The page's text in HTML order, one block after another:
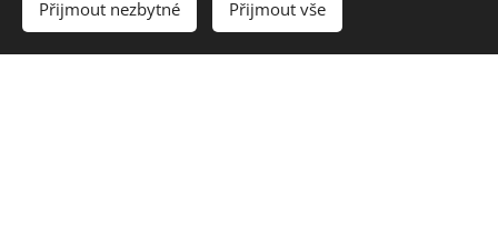
Přijmout nezbytné Přijmout vše